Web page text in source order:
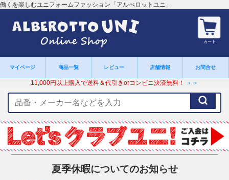
働くを楽しむユニフォームファッション「アルべロットユニ」
カート
マイページ 商品一覧 レビュー 店舗情報 お問合せ
11,000円以上購入で送料＆代引きorコンビニ決済無料！ ＞＞
ー
ワ
ー
ド
夏季休暇についてのお知らせ